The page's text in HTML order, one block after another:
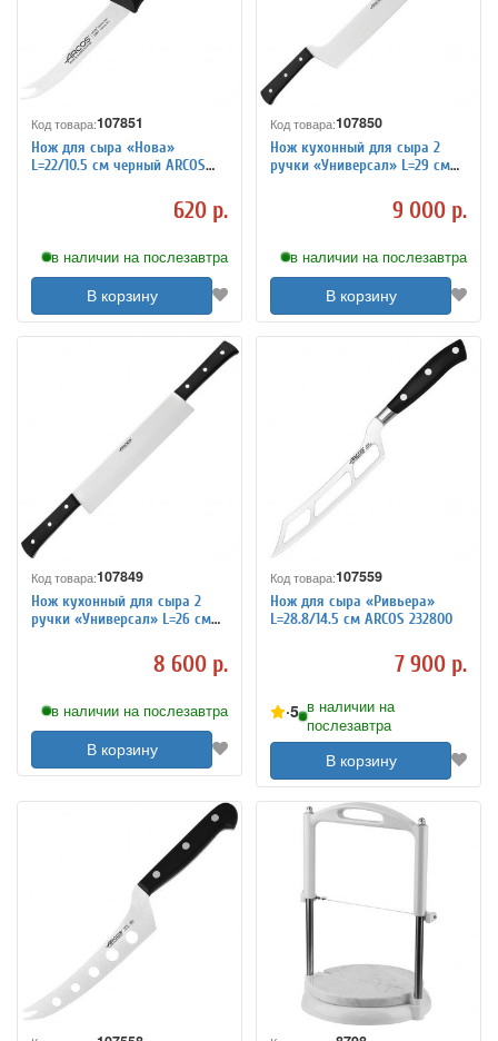
Код товара:107851
Нож для сыра «Нова»
L=22/10.5 см черный ARCOS
620 р.
в наличии на послезавтра
В корзину
Код товара:107850
Нож кухонный для сыра 2
ручки «Универсал» L=29 см
9 000 р.
в наличии на послезавтра
В корзину
Код товара:107849
Нож кухонный для сыра 2
ручки «Универсал» L=26 см
8 600 р.
в наличии на послезавтра
В корзину
Код товара:107559
Нож для сыра «Ривьера»
L=28.8/14.5 см ARCOS 232800
7 900 р.
5 в наличии на
послезавтра
В корзину